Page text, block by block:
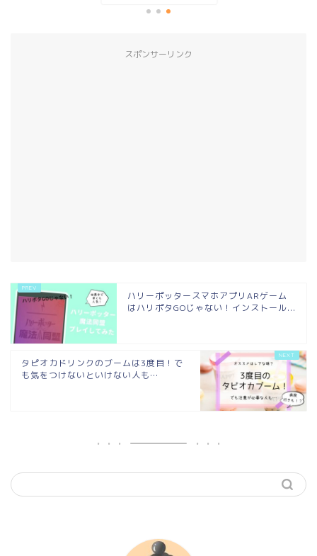
スポンサーリンク
ハリーポッタースマホアプリARゲーム
はハリポタGOじゃない！インストール...
タピオカドリンクのブームは3度目！で
も気をつけないといけない人も…